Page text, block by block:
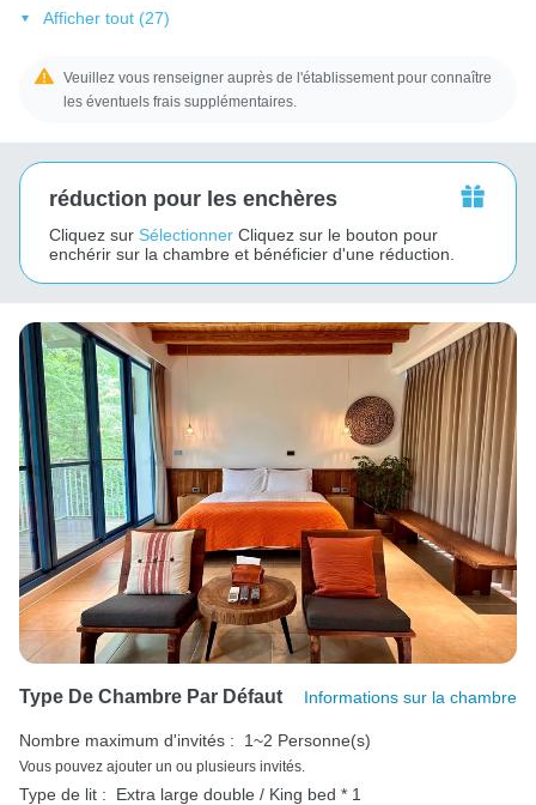
Afficher tout (27)
Veuillez vous renseigner auprès de l'établissement pour connaître
les éventuels frais supplémentaires.
réduction pour les enchères
Cliquez sur Sélectionner Cliquez sur le bouton pour
enchérir sur la chambre et bénéficier d'une réduction.
Type De Chambre Par Défaut Informations sur la chambre
Nombre maximum d'invités : 1~2 Personne(s)
Vous pouvez ajouter un ou plusieurs invités.
Type de lit :
Extra large double / King bed * 1